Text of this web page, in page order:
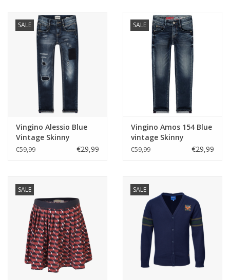
SALE
Vingino Alessio Blue
Vintage Skinny
€59,99 €29,99
SALE
Vingino Amos 154 Blue
vintage Skinny
€59,99 €29,99
SALE SALE